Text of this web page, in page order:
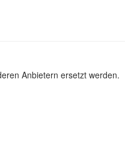
Anbietern ersetzt werden.